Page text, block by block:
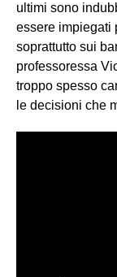
ultimi sono
essere impiegati
soprattutto sui
professoressa
troppo spesso
le decisioni che